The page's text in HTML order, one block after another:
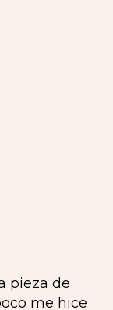
pieza de
me hice